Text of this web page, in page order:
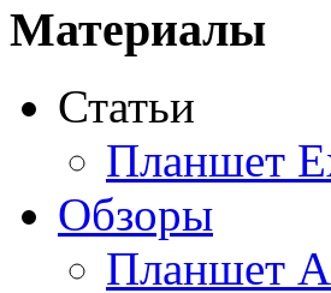
Acme
Ainol(9)
Altinet
Amazon
Amber
Материалы
Статьи
Планшет
Обзоры
Планшет